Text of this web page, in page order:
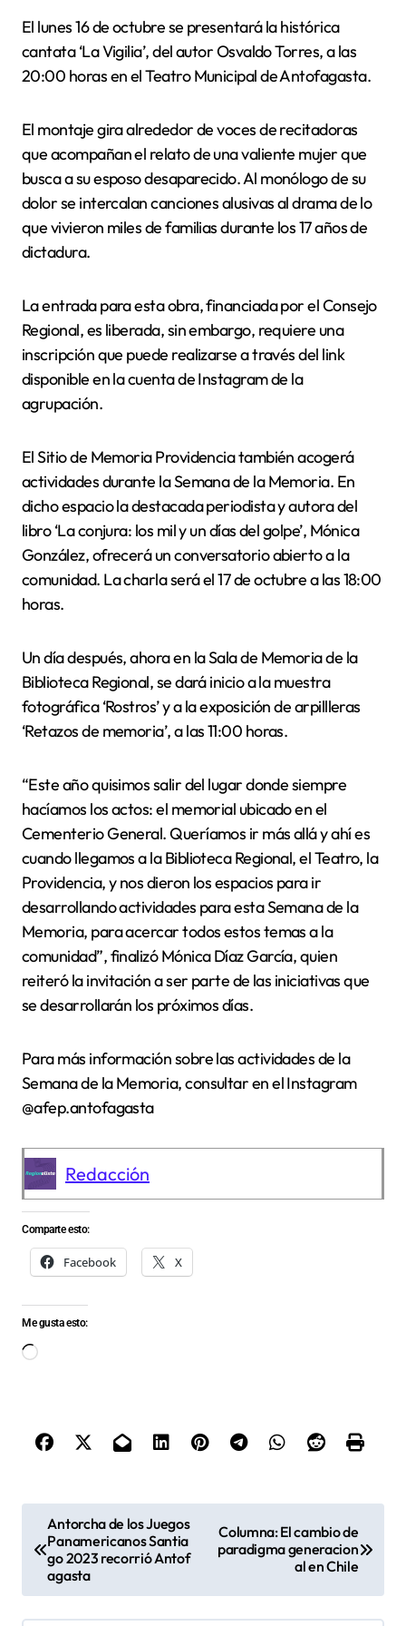
El lunes 16 de octubre se presentará la histórica
cantata ‘La Vigilia’, del autor Osvaldo Torres, a las
20:00 horas en el Teatro Municipal de Antofagasta.
El montaje gira alrededor de voces de recitadoras
que acompañan el relato de una valiente mujer que
busca a su esposo desaparecido. Al monólogo de su
dolor se intercalan canciones alusivas al drama de lo
que vivieron miles de familias durante los 17 años de
dictadura.
La entrada para esta obra, financiada por el Consejo
Regional, es liberada, sin embargo, requiere una
inscripción que puede realizarse a través del link
disponible en la cuenta de Instagram de la
agrupación.
El Sitio de Memoria Providencia también acogerá
actividades durante la Semana de la Memoria. En
dicho espacio la destacada periodista y autora del
libro ‘La conjura: los mil y un días del golpe’, Mónica
González, ofrecerá un conversatorio abierto a la
comunidad. La charla será el 17 de octubre a las 18:00
horas.
Un día después, ahora en la Sala de Memoria de la
Biblioteca Regional, se dará inicio a la muestra
fotográfica ‘Rostros’ y a la exposición de arpillleras
‘Retazos de memoria’, a las 11:00 horas.
“Este año quisimos salir del lugar donde siempre
hacíamos los actos: el memorial ubicado en el
Cementerio General. Queríamos ir más allá y ahí es
cuando llegamos a la Biblioteca Regional, el Teatro, la
Providencia, y nos dieron los espacios para ir
desarrollando actividades para esta Semana de la
Memoria, para acercar todos estos temas a la
comunidad”, finalizó Mónica Díaz García, quien
reiteró la invitación a ser parte de las iniciativas que
se desarrollarán los próximos días.
Para más información sobre las actividades de la
Semana de la Memoria, consultar en el Instagram
@afep.antofagasta
Redacción
Comparte esto:
Facebook X
Me gusta esto:
Cargando...
Antorcha de los Juegos
Panamericanos Santia
go 2023 recorrió Antof
agasta
Columna: El cambio de
paradigma generacion
al en Chile